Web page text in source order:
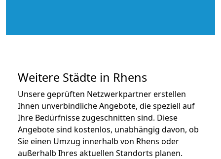
Weitere Städte in Rhens
Unsere geprüften Netzwerkpartner erstellen
Ihnen unverbindliche Angebote, die speziell auf
Ihre Bedürfnisse zugeschnitten sind. Diese
Angebote sind kostenlos, unabhängig davon, ob
Sie einen Umzug innerhalb von Rhens oder
außerhalb Ihres aktuellen Standorts planen.